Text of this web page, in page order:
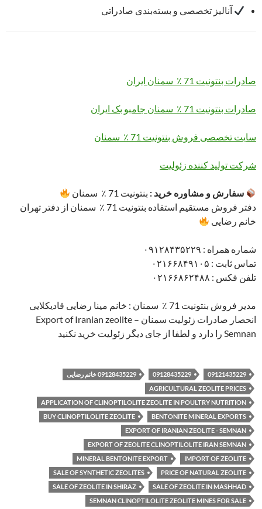
آنالیز تخصصی و بسته‌بندی صادراتی
صادرات بنتونیت 71 ٪ سمنان ایران
صادرات بنتونیت 71 ٪ سمنان جامبو بک ایران
سایت تخصصی فروش بنتونیت 71 ٪ سمنان
شرکت تولید کننده زئولیت
سفارش و مشاوره خرید : بنتونیت 71 ٪ سمنان
دفتر فروش مستقیم استفاده بنتونیت 71 ٪ سمنان از دفتر تهران
خانم رضایی
شماره همراه : ۰۹۱۲۸۴۳۵۲۲۹
تماس ثابت : ۰۲۱۶۶۸۴۹۱۰۵
تلفن فکس : ۰۲۱۶۶۸۶۲۴۸۸
مدیر فروش بنتونیت 71 ٪ سمنان : خانم مینا رضایی قادیکلایی
انحصار صادرات زئولیت سمنان Export of Iranian zeolite –
Semnan را دارد و لطفا از جای دیگر زئولیت خرید نکنید
09121435229
09128435229
09128435229 خانم رضایی
AGRICULTURAL ZEOLITE PRICES
APPLICATION OF CLINOPTILOLITE ZEOLITE IN POULTRY NUTRITION
BENTONITE MINERAL EXPORTS
BUY CLINOPTILOLITE ZEOLITE
EXPORT OF IRANIAN ZEOLITE - SEMNAN
EXPORT OF ZEOLITE CLINOPTILOLITE IRAN SEMNAN
IMPORT OF ZEOLITE
MINERAL BENTONITE EXPORT
PRICE OF NATURAL ZEOLITE
SALE OF SYNTHETIC ZEOLITES
SALE OF ZEOLITE IN MASHHAD
SALE OF ZEOLITE IN SHIRAZ
SEMNAN CLINOPTILOLITE ZEOLITE MINES FOR SALE